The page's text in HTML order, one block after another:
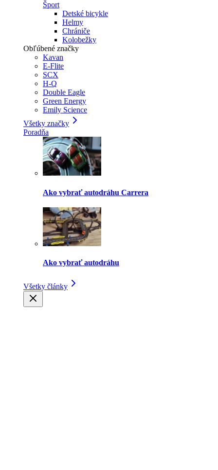
Šport
Detské bicykle
Helmy
Chrániče
Kolobežky
Obľúbené značky
Kavan
E-Flite
SCX
H-Q
Double Eagle
Green Energy
Emily Science
Všetky značky
Poradňa
Ako vybrať autodráhu Carrera
Ako vybrať autodráhu
Všetky články